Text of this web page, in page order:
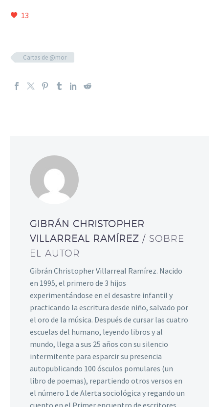
13
Cartas de @mor
GIBRÁN CHRISTOPHER
VILLARREAL RAMÍREZ / SOBRE
EL AUTOR
Gibrán Christopher Villarreal Ramírez. Nacido
en 1995, el primero de 3 hijos
experimentándose en el desastre infantil y
practicando la escritura desde niño, salvado por
el oro de la música. Después de cursar las cuatro
escuelas del humano, leyendo libros y al
mundo, llega a sus 25 años con su silencio
intermitente para esparcir su presencia
autopublicando 100 ósculos pomulares (un
libro de poemas), repartiendo otros versos en
el número 1 de Alerta sociológica y regando un